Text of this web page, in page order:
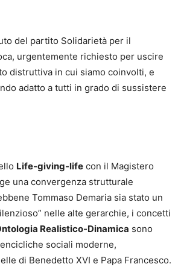
del partito Solidarietà per il
urgentemente richiesto per uscire
distruttiva in cui siamo coinvolti, e
adatto a tutti in grado di sussistere
Life-giving-life con il Magistero
una convergenza strutturale
Tommaso Demaria sia stato un
nelle alte gerarchie, i concetti
Realistico-Dinamica sono
sociali moderne,
di Benedetto XVI e Papa Francesco.